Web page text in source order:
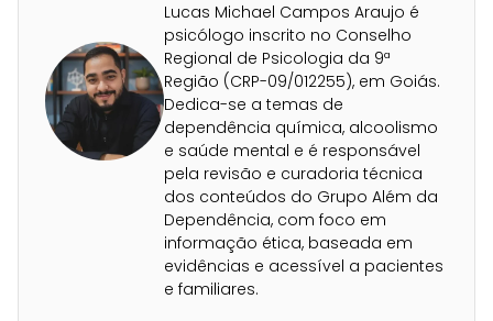
Lucas Michael Campos Araujo é
psicólogo inscrito no Conselho
Regional de Psicologia da 9ª
Região (CRP-09/012255), em Goiás.
Dedica-se a temas de
dependência química, alcoolismo
e saúde mental e é responsável
pela revisão e curadoria técnica
dos conteúdos do Grupo Além da
Dependência, com foco em
informação ética, baseada em
evidências e acessível a pacientes
e familiares.